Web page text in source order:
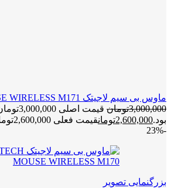
ماوس بی سیم لاجیتک LOGITECH MOUSE WIRELESS M171
3,000,000تومان
قیمت اصلی
بود.2,600,000تومانقیمت فعلی 2,600,000تومان است.
-23%
بزرگنمایی تصویر